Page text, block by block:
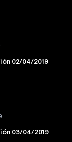
02/04/2019
03/04/2019